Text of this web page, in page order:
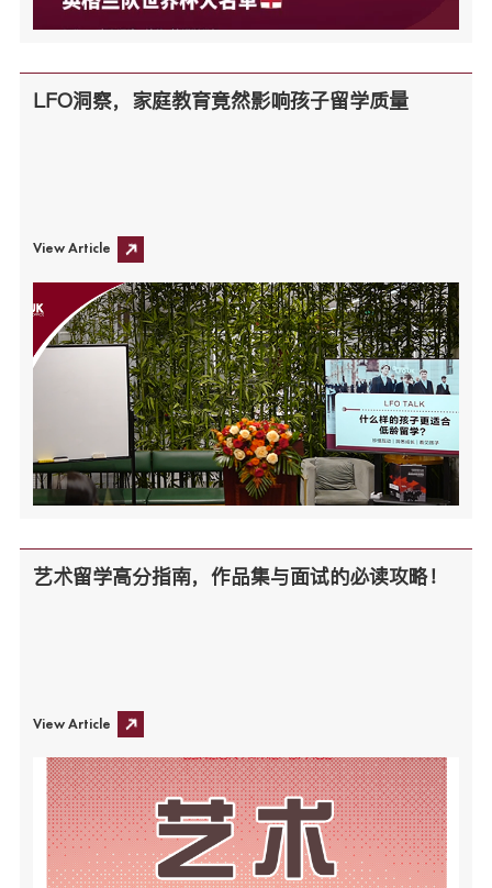
LFO洞察，家庭教育竟然影响孩子留学质量
View Article
艺术留学高分指南，作品集与面试的必读攻略！
View Article